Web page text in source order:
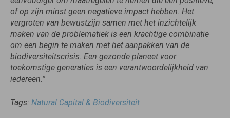
of op zijn minst geen negatieve impact hebben. Het
vergroten van bewustzijn samen met het inzichtelijk
maken van de problematiek is een krachtige combinatie
om een begin te maken met het aanpakken van de
biodiversiteitscrisis. Een gezonde planeet voor
toekomstige generaties is een verantwoordelijkheid van
iedereen.”
Tags: Natural Capital & Biodiversiteit